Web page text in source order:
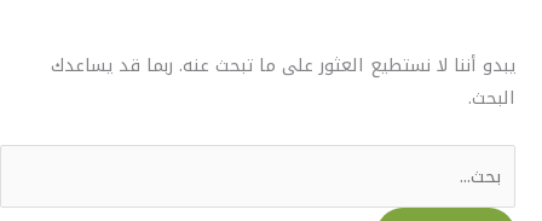
يبدو أننا لا نستطيع العثور على ما تبحث عنه. ربما قد يساعدك
البحث.